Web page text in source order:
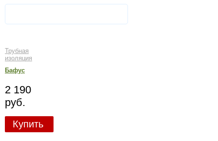
Трубная
изоляция
Бафус
2 190
руб.
Купить